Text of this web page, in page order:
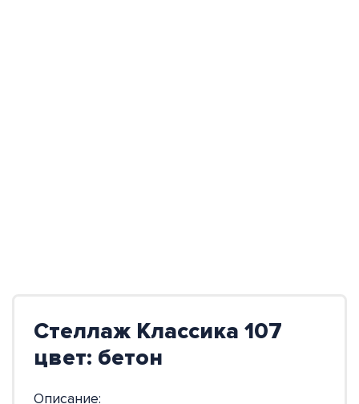
Стеллаж Классика 107
цвет: бетон
Описание: